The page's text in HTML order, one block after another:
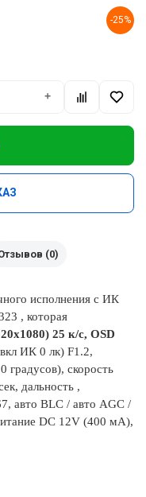
-25%
+
(0)
исполнения с ИК
, которая
25 к/с, OSD
ИК 0 лк) F1.2,
скорость
дальность ,
авто BLC / авто AGC /
DC 12V (400 мА),